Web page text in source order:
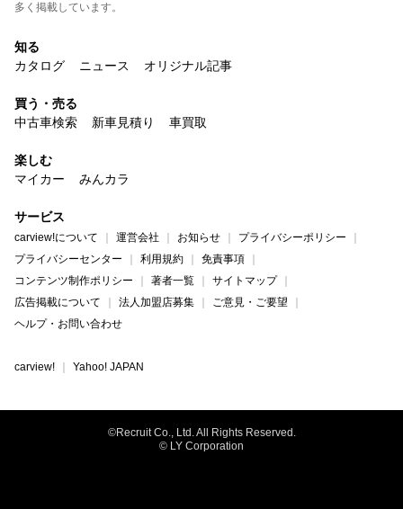
多く掲載しています。
知る
カタログ
ニュース オリジナル記事
買う・売る
中古車検索
新車見積り 車買取
楽しむ
マイカー
みんカラ
サービス
carview!について 運営会社 お知らせ
プライバシーポリシー
プライバシーセンター
利用規約
免責事項
コンテンツ制作ポリシー
著者一覧
サイトマップ
広告掲載について
法人加盟店募集
ご意見・ご要望
ヘルプ・お問い合わせ
carview! Yahoo! JAPAN
©Recruit Co., Ltd. All Rights Reserved.
© LY Corporation